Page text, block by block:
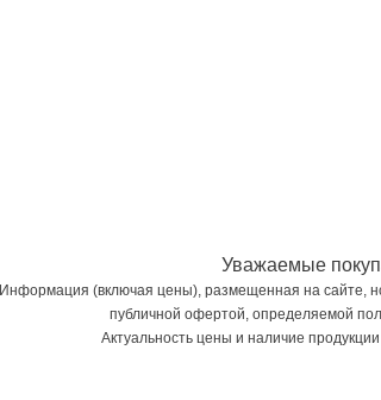
Уважаемые
Информация (включая цены), размещенная на сайте,
публичной офертой, определяемой
Актуальность цены и наличие